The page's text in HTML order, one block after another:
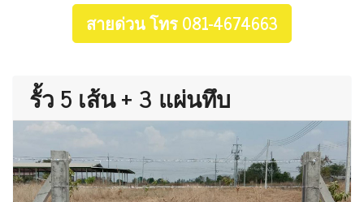
สายด่วน โทร 081-4674663
รั้ว 5 เส้น + 3 แผ่นทึบ